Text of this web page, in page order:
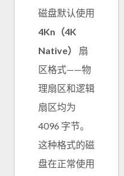
磁盘默认使用
4Kn（4K
Native）
扇
区格式——物
理扇区和逻辑
扇区均为
4096 字节。
这种格式的磁
盘在正常使用